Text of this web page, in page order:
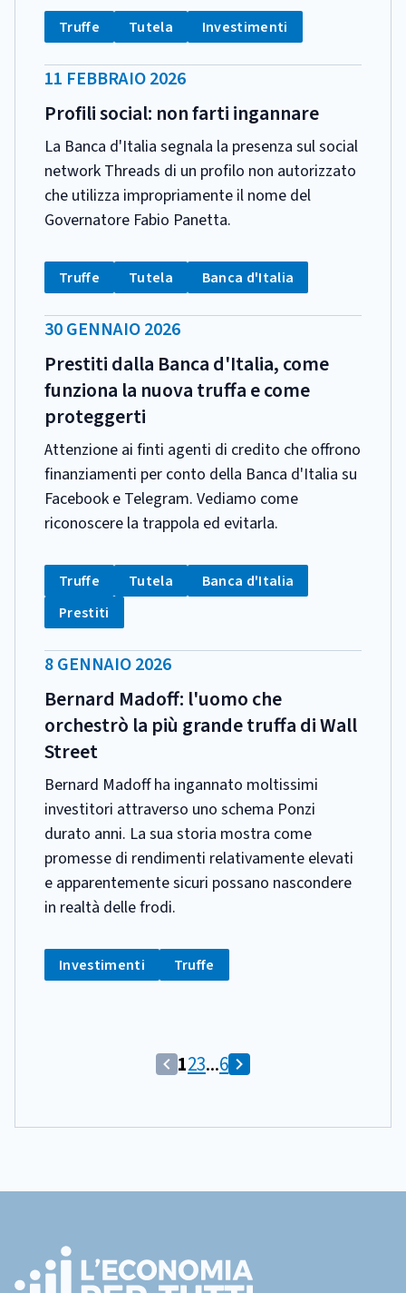
CATEGORIA:
Tag:
Truffe Tag:
Tutela Tag:
Investimenti
DATA
PUBBLICAZIONE:
11 FEBBRAIO 2026
Profili social: non farti ingannare
La Banca d'Italia segnala la presenza sul social
network Threads di un profilo non autorizzato
che utilizza impropriamente il nome del
Governatore Fabio Panetta.
CATEGORIA:
Tag:
Truffe Tag:
Tutela Tag:
Banca d'Italia
DATA
PUBBLICAZIONE:
30 GENNAIO 2026
Prestiti dalla Banca d'Italia, come
funziona la nuova truffa e come
proteggerti
Attenzione ai finti agenti di credito che offrono
finanziamenti per conto della Banca d'Italia su
Facebook e Telegram. Vediamo come
riconoscere la trappola ed evitarla.
CATEGORIA:
Tag:
Truffe Tag:
Tutela Tag:
Banca d'Italia
Tag:
Prestiti
DATA
PUBBLICAZIONE:
8 GENNAIO 2026
Bernard Madoff: l'uomo che
orchestrò la più grande truffa di Wall
Street
Bernard Madoff ha ingannato moltissimi
investitori attraverso uno schema Ponzi
durato anni. La sua storia mostra come
promesse di rendimenti relativamente elevati
e apparentemente sicuri possano nascondere
in realtà delle frodi.
CATEGORIA:
Tag:
Investimenti Tag:
Truffe
(Comando
Vai
(Comando
1Vai
2Vai
3...Vai
6Vai
schermata